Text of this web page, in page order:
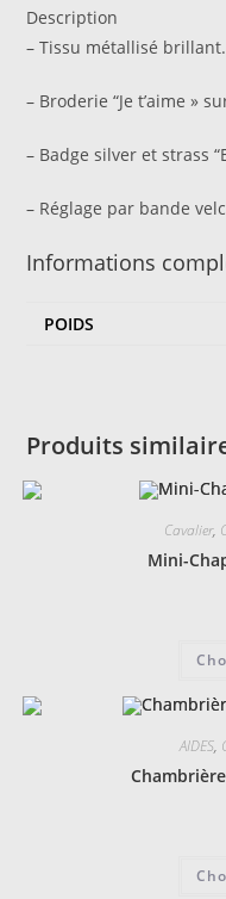
Description
– Tissu métallisé brillant.
– Broderie “Je t’aime »
– Badge silver et strass
– Réglage par bande
Informations
POIDS
Produits
Cavalier,
Mini-
AIDES,